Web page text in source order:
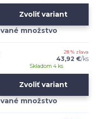
Zvoliť variant
28 % zľava
43,92 €/ks
Skladom 4 ks
Zvoliť variant